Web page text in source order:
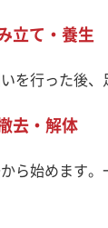
立て・養生
を行った後
去・解体
ら始めます